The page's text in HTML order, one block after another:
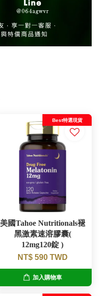
Best特選現貨
美國Tahoe Nutritionals褪
黑激素速溶膠囊(
12mg120錠 )
NT$ 590 TWD
加入購物車